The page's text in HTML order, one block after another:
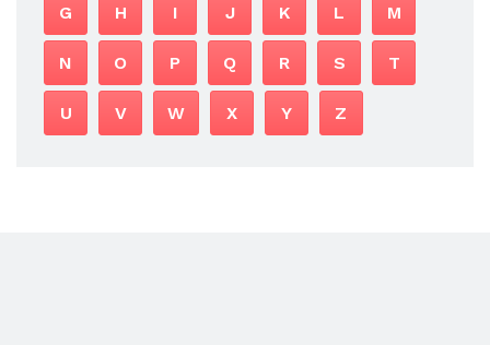
G H I J K L M
N O P Q R S T
U V W X Y Z